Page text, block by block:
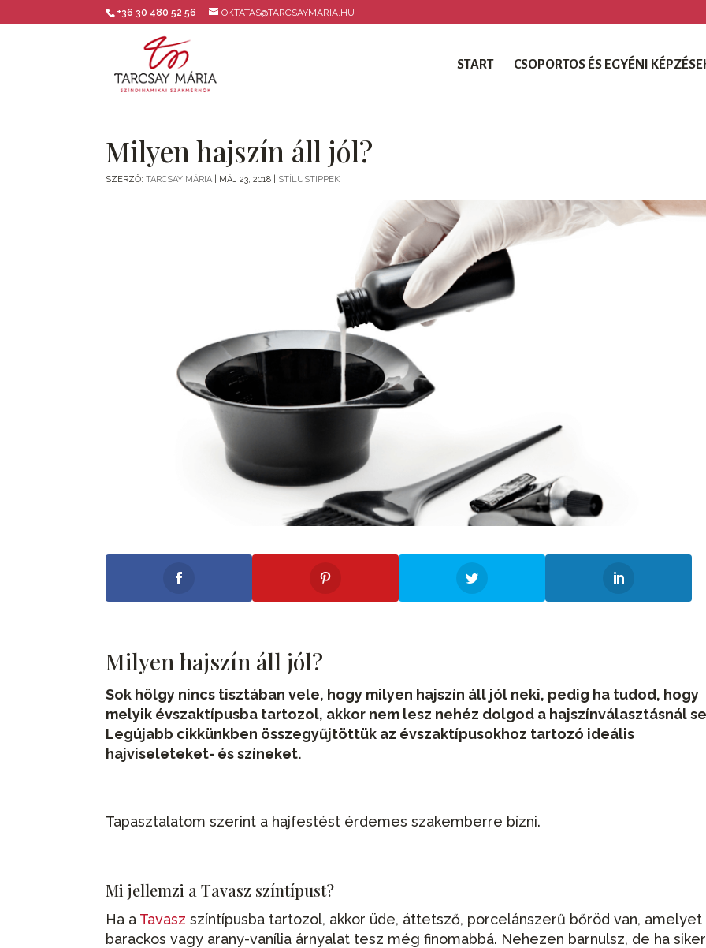
+36 30 480 52 56 OKTATAS@TARCSAYMARIA.HU
START CSOPORTOS ÉS EGYÉNI
Milyen hajszín áll jól?
SZERZŐ:TARCSAY MÁRIA MÁJ 23, 2018 STÍLUSTIPPEK
Milyen hajszín áll jól?
Sok hölgy nincs tisztában vele, hogy milyen hajszín áll jól neki, pedig ha tudod, hogy
melyik évszaktípusba tartozol, akkor nem lesz nehéz dolgod a hajszínválasztásnál
Legújabb cikkünkben összegyűjtöttük az évszaktípusokhoz tartozó ideális
hajviseleteket- és színeket.
Tapasztalatom szerint a hajfestést érdemes szakemberre bízni.
Mi jellemzi a Tavasz színtípust?
Ha a Tavasz színtípusba tartozol, akkor üde, áttetsző, porcelánszerű bőröd van, amelyet
barackos vagy arany-vanília árnyalat tesz még finomabbá. Nehezen barnulsz, de ha